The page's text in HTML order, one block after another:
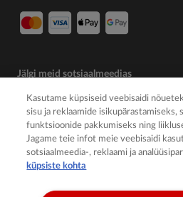
Jälgi meid sotsiaalmeedias
Kasutame küpsiseid veebisaidi
sisu ja reklaamide isikupärastamiseks,
funktsioonide pakkumiseks ning
Jagame teie infot meie veebisaidi
sotsiaalmeedia-, reklaami ja
küpsiste kohta